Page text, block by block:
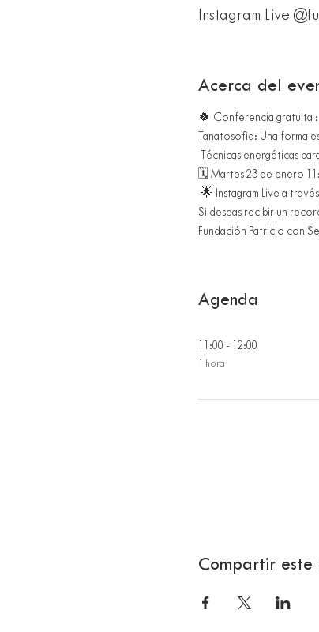
Instagram Live
Acerca del
🍀 Conferencia gratuita :
Tanatosofia: Una forma
Técnicas energéticas
🗓 Martes 23 de enero
🌟 Instagram Live a
Si deseas recibir un
Fundación Patricio con
Agenda
11:00 - 12:00
1 hora
Compartir este